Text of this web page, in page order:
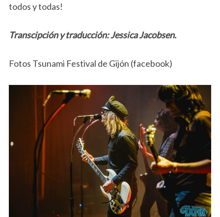
todos y todas!
Transcipción y traducción: Jessica Jacobsen.
Fotos Tsunami Festival de Gijón (facebook)